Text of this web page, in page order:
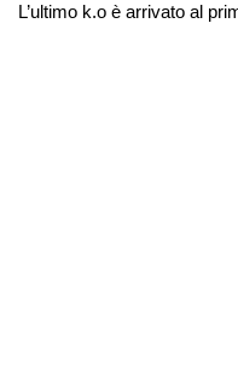
L’ultimo k.o è arrivato al